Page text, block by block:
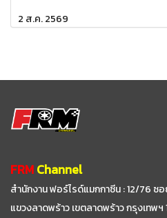
2 ส.ค. 2569
FRMChannel
สำนักงาน ฟอร์ไรด์แมกกาซีน : 12/76 ซ
แขวงลาดพร้าว เขตลาดพร้าว กรุงเทพฯ